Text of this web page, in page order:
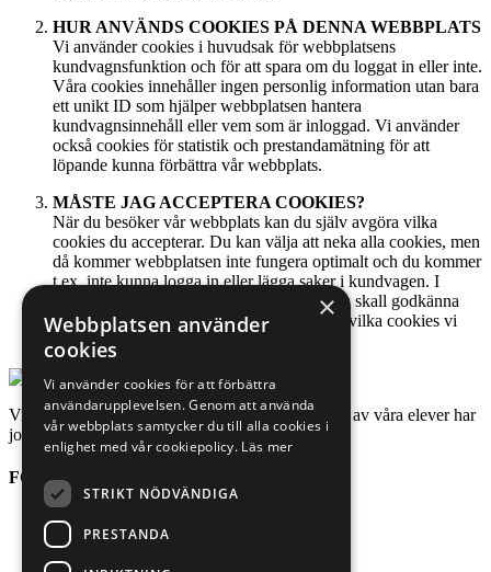
HUR ANVÄNDS COOKIES PÅ DENNA WEBBPLATS
Vi använder cookies i huvudsak för webbplatsens
kundvagnsfunktion och för att spara om du loggat in eller inte.
Våra cookies innehåller ingen personlig information utan bara
ett unikt ID som hjälper webbplatsen hantera
kundvagnsinnehåll eller vem som är inloggad. Vi använder
också cookies för statistik och prestandamätning för att
löpande kunna förbättra vår webbplats.
MÅSTE JAG ACCEPTERA COOKIES?
När du besöker vår webbplats kan du själv avgöra vilka
cookies du accepterar. Du kan välja att neka alla cookies, men
då kommer webbplatsen inte fungera optimalt och du kommer
t.ex. inte kunna logga in eller lägga saker i kundvagen. I
samband med att du väljer vilka cookies du skall godkänna
kan du också se fördjupad information om vilka cookies vi
använder och vilket syfte de har.
Vi har en anställningsbarhet på 95% och de flesta av våra elever har
jobb innan avslutad utbildning.
FÖRETAGET
Om söderkulla
Integritetspolicy
Kontakt
×
Webbplatsen använder
cookies
Vi använder cookies för att förbättra
användarupplevelsen. Genom att använda
vår webbplats samtycker du till alla cookies i
enlighet med vår cookiepolicy. Läs mer
STRIKT NÖDVÄNDIGA
PRESTANDA